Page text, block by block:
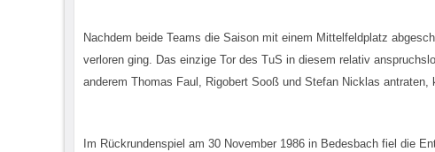
Nachdem beide Teams die Saison mit einem Mittelfeldplatz
verloren ging. Das einzige Tor des TuS in diesem relativ
anderem Thomas Faul, Rigobert Sooß und Stefan Nicklas
Im Rückrundenspiel am 30 November 1986 in Bedesbach fiel die